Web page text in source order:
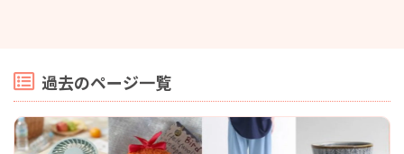
過去のページ一覧